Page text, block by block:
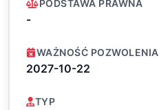
PODSTAWA PRAWNA
-
WAŻNOŚĆ POZWOLENIA
2027-10-22
TYP